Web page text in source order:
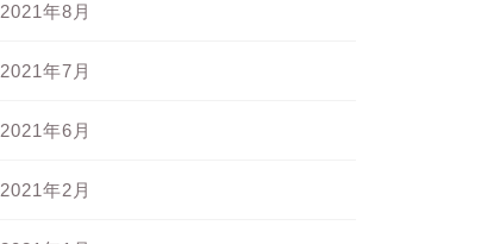
2021年8月
2021年7月
2021年6月
2021年2月